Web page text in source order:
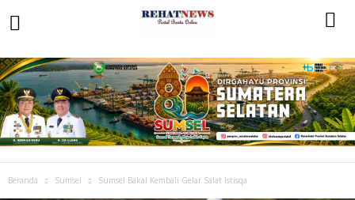
Beranda Sumsel Sumsel Bakal Kembali Gelar Salat Istisqa